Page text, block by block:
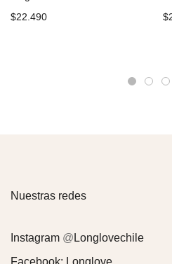
$22.490
$
Nuestras redes
Instagram @ Longlovechile